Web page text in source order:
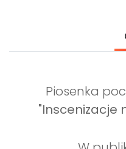
Piosenka
"Inscenizacje